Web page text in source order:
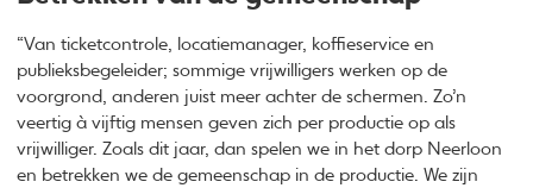
“Van ticketcontrole, locatiemanager, koffieservice en
publieksbegeleider; sommige vrijwilligers werken op de
voorgrond, anderen juist meer achter de schermen. Zo’n
veertig à vijftig mensen geven zich per productie op als
vrijwilliger. Zoals dit jaar, dan spelen we in het dorp Neerloon
en betrekken we de gemeenschap in de productie. We zijn